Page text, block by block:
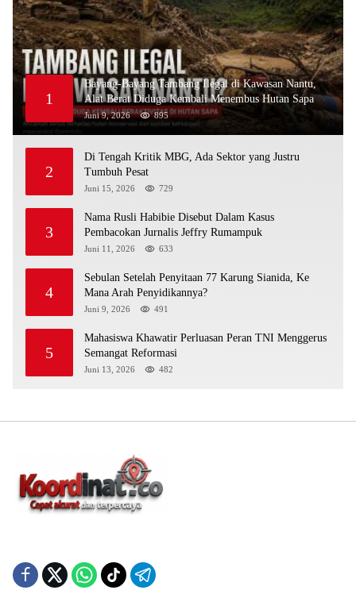
1
Bayang-Bayang Tambang Ilegal di Kawasan Nantu,
Alat Berat Diduga Kembali Menembus Hutan Sapa
Juni 9, 2026 895
2
Di Tengah Kritik MBG, Ada Sektor yang Justru
Tumbuh Pesat
Juni 15, 2026 729
3
Nama Rusli Habibie Disebut Dalam Kasus
Pembacokan Jurnalis Jeffry Rumampuk
Juni 11, 2026 633
4
Sebulan Setelah Penyitaan 77 Karung Sianida, Ke
Mana Arah Penyidikannya?
Juni 9, 2026 491
5
Mahasiswa Khawatir Perluasan Peran TNI Menggerus
Semangat Reformasi
Juni 13, 2026 482